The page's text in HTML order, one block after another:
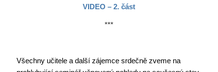
VIDEO – 2. část
***
Všechny učitele a další zájemce srdečně zveme na